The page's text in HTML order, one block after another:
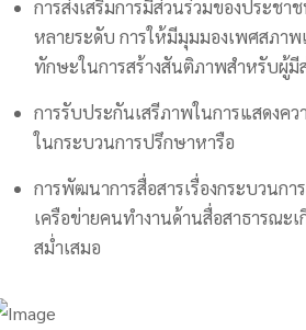
การส่งเสริมการมีส่วนร่วมของประช
หลายระดับ การให้มีมุมมองเพศสภา
ทักษะในการสร้างสันติภาพสำหรับผู้มี
การรับประกันเสรีภาพในการแสดงค
ในกระบวนการปรึกษาหารือ
การพัฒนาการสื่อสารเรื่องกระบวน
เครือข่ายคนทำงานด้านสื่อสาธารณ
สม่ำเสมอ